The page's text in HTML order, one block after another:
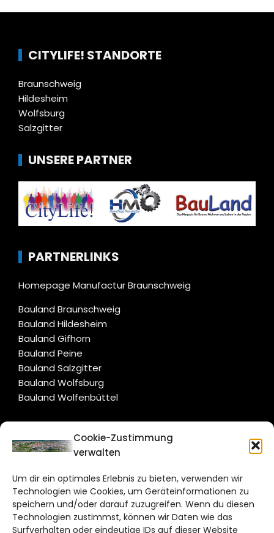
Cookie-Zustimmung
verwalten
Um dir ein optimales Erlebnis zu bieten, verwenden wir
Technologien wie Cookies, um Geräteinformationen zu
speichern und/oder darauf zuzugreifen. Wenn du diesen
Technologien zustimmst, können wir Daten wie das
Surfverhalten oder eindeutige IDs auf dieser Website
CITYLIFE! STANDORTE
Braunschweig
Hildesheim
Wolfsburg
Salzgitter
UNSERE PARTNER
PARTNERLINKS
Homepage Manufactur Braunschweig
Bauland Braunschweig
Bauland Hildesheim
Bauland Gifhorn
Bauland Peine
Bauland Salzgitter
Bauland Wolfsburg
Bauland Wolfenbüttel
CITYLIFE!
Bruchtorwall 12
38100 Braunschweig
Telefon: 0531 387220 – 65